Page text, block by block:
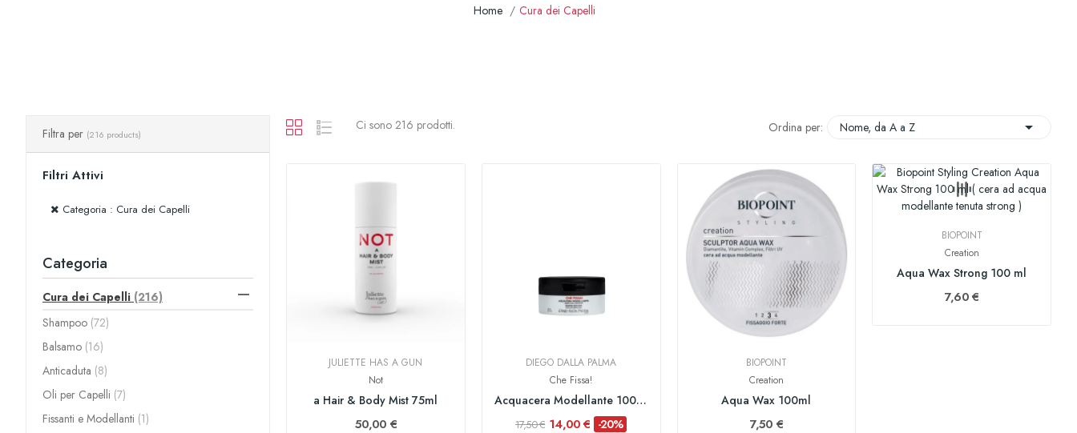
Home Cura dei Capelli
Filtra per (216 products)
Filtri Attivi
Categoria : Cura dei Capelli
Categoria

Cura dei Capelli (216)
Shampoo (72)
Balsamo (16)
Anticaduta (8)
Oli per Capelli (7)
Fissanti e Modellanti (1)
Ci sono 216 prodotti. Ordina per: Nome, da A a Z 
JULIETTE HAS A GUN
Not
a Hair & Body Mist 75ml
50,00 €
DIEGO DALLA PALMA
Che Fissa!
Acquacera Modellante 100Gr
17,50 € 14,00 € -20%
BIOPOINT
Creation
Aqua Wax 100ml
7,50 €
BIOPOINT
Creation
Aqua Wax Strong 100 ml
7,60 €